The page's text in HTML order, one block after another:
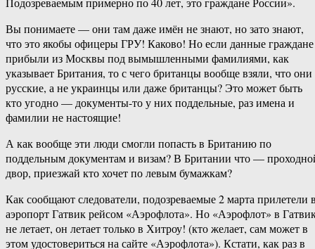
Вы понимаете — они там даже имён не знают, но зато знают,
что это якобы офицеры ГРУ! Каково! Но если данные граждане
прибыли из Москвы под вымышленными фамилиями, как
указывает Британия, то с чего британцы вообще взяли, что они
русские, а не украинцы или даже британцы? Это может быть
кто угодно — документы-то у них поддельные, раз имена и
фамилии не настоящие!
А как вообще эти люди смогли попасть в Британию по
поддельным документам и визам? В Британии что —
двор, приезжай кто хочет по левым бумажкам?
Как сообщают следователи, подозреваемые 2 марта прилетели
аэропорт Гатвик рейсом «Аэрофлота». Но «Аэрофлот» в
не летает, он летает только в Хитроу! (кто желает, сам может в
этом удостовериться на сайте «Аэрофлота»). Кстати, как раз в